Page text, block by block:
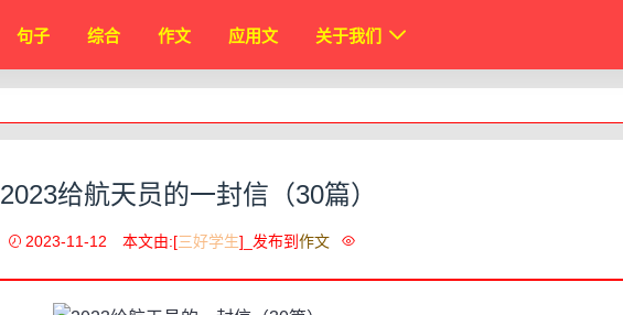
句子 综合 作文 应用文 关于我们
2023给航天员的一封信（30篇）
2023-11-12 本文由:[三好学生]_发布到 作文